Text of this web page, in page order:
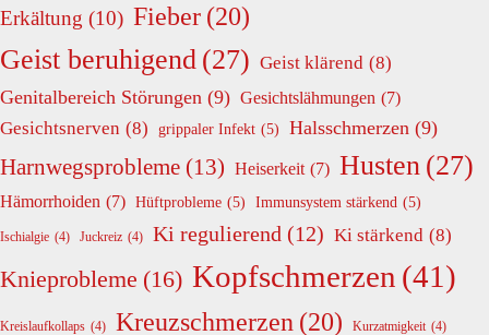
Erkältung (10) Fieber (20)
Geist beruhigend (27) Geist klärend (8)
Genitalbereich Störungen (9) Gesichtslähmungen (7)
Gesichtsnerven (8) grippaler Infekt (5) Halsschmerzen (9)
Harnwegsprobleme (13) Heiserkeit (7) Husten (27)
Hämorrhoiden (7) Hüftprobleme (5) Immunsystem stärkend (5)
Ischialgie (4) Juckreiz (4) Ki regulierend (12) Ki stärkend (8)
Knieprobleme (16) Kopfschmerzen (41)
Kreislaufkollaps (4) Kreuzschmerzen (20) Kurzatmigkeit (4)